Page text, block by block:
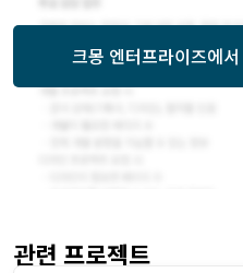
크몽 엔터프라이즈에
관련 프로젝트